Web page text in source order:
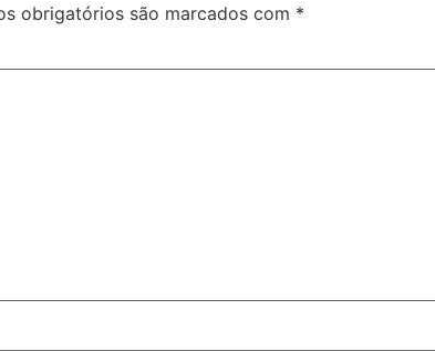
obrigatórios são marcados com *